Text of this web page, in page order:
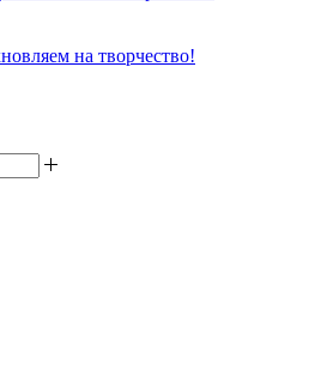
на творчество!